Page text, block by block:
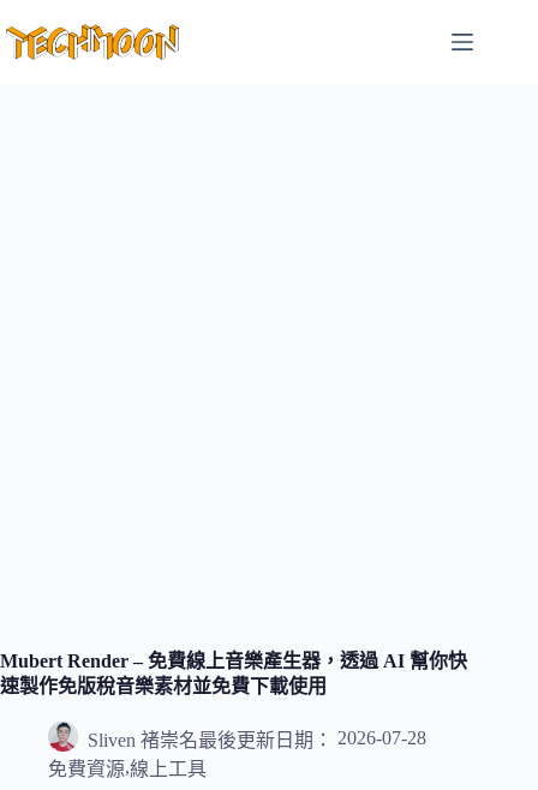
至
Mubert Render – 免費線上音樂產生器，透過 AI 幫你快
速製作免版稅音樂素材並免費下載使用
Sliven 褚崇名最後更新日期：
2026-07-28
免費資源,線上工具